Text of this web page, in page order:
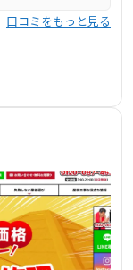
口コミをもっと見る